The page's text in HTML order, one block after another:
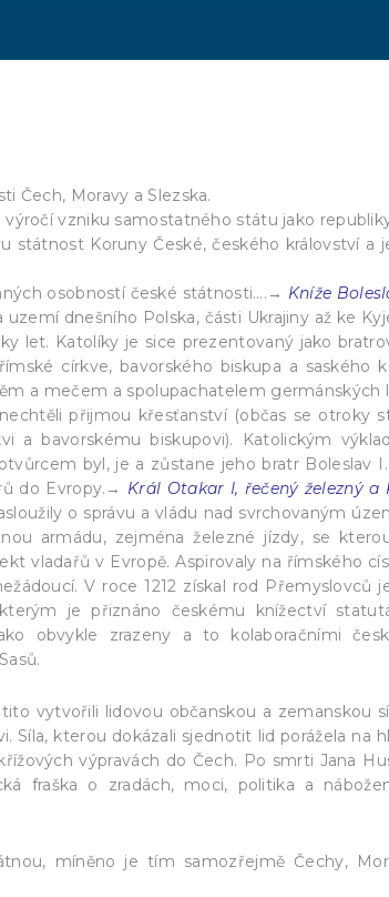
Čech, Moravy a Slezska.
vzniku samostatného státu jako
státnost Koruny České, českého království a
osobností české státnosti….→ Kníže
dnešního Polska, části Ukrajiny až ke
let. Katolíky je sice prezentovaný jako
církve, bavorského biskupa a saského
a mečem a spolupachatelem germánských
přijmou křesťanství (občas se otroky
a bavorskému biskupovi). Katolickým
byl, je a zůstane jeho bratr Boleslav
do Evropy.→ Král Otakar I, řečený železný a
o správu a vládu nad svrchovaným
armádu, zejména železné jízdy, se
vladařů v Evropě. Aspirovaly na římského
V roce 1212 získal rod Přemyslovců
je přiznáno českému knížectví
obvykle zrazeny a to kolaboračními
vytvořili lidovou občanskou a zemanskou
kterou dokázali sjednotit lid porážela na
výpravách do Čech. Po smrti Jana
fraška o zradách, moci, politika a
míněno je tím samozřejmě Čechy,